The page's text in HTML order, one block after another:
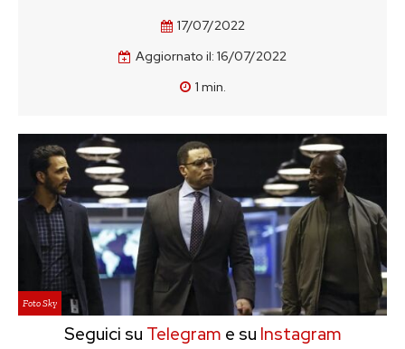
17/07/2022
Aggiornato il: 16/07/2022
1 min.
Foto Sky
Seguici su Telegram e su Instagram